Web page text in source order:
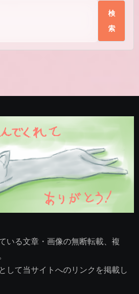
検
索
いる文章・画像の無断転載、複
して当サイトへのリンクを掲載し